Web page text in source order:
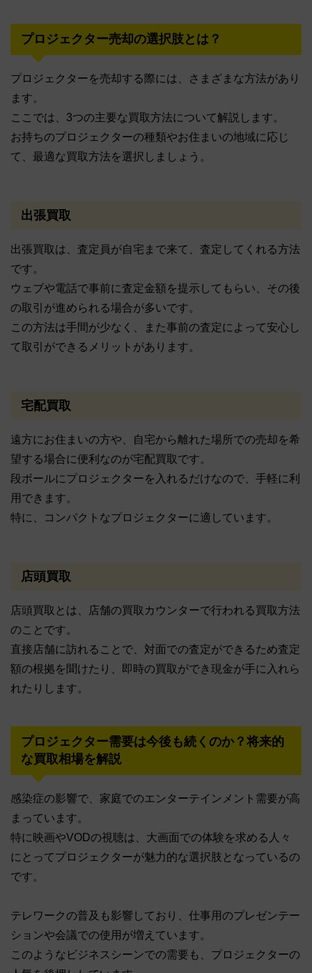
プロジェクター売却の選択肢とは？
プロジェクターを売却する際には、さまざまな方法があり
ます。
ここでは、3つの主要な買取方法について解説します。
お持ちのプロジェクターの種類やお住まいの地域に応じ
て、最適な買取方法を選択しましょう。
出張買取
出張買取は、査定員が自宅まで来て、査定してくれる方法
です。
ウェブや電話で事前に査定金額を提示してもらい、その後
の取引が進められる場合が多いです。
この方法は手間が少なく、また事前の査定によって安心し
て取引ができるメリットがあります。
宅配買取
遠方にお住まいの方や、自宅から離れた場所での売却を希
望する場合に便利なのが宅配買取です。
段ボールにプロジェクターを入れるだけなので、手軽に利
用できます。
特に、コンパクトなプロジェクターに適しています。
店頭買取
店頭買取とは、店舗の買取カウンターで行われる買取方法
のことです。
直接店舗に訪れることで、対面での査定ができるため査定
額の根拠を聞けたり、即時の買取ができ現金が手に入れら
れたりします。
プロジェクター需要は今後も続くのか？将来的
な買取相場を解説
感染症の影響で、家庭でのエンターテインメント需要が高
まっています。
特に映画やVODの視聴は、大画面での体験を求める人々
にとってプロジェクターが魅力的な選択肢となっているの
です。
テレワークの普及も影響しており、仕事用のプレゼンテー
ションや会議での使用が増えています。
このようなビジネスシーンでの需要も、プロジェクターの